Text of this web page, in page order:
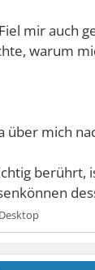
mir auch
warum
über mich
berührt,